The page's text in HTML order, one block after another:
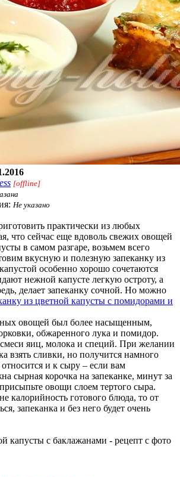
[offline]
Не указано
практически из любых
что сейчас еще вдоволь свежих овощей
в самом разгаре, возьмем всего
вкусную и полезную запеканку из
особенно хорошо сочетаются
нежной капусте легкую остроту, а
делает запеканку сочной. Но можно
из цветной капусты с помидорами и
овощей был более насыщенным,
обжаренного лука и помидор.
смеси яиц, молока и специй. При желании
взять сливки, но получится намного
и к сыру – если вам
сырная корочка на запеканке, минут за
овощи слоем тертого сыра.
калорийность готового блюда, то от
запеканка и без него будет очень
капусты с баклажанами - рецепт с фото